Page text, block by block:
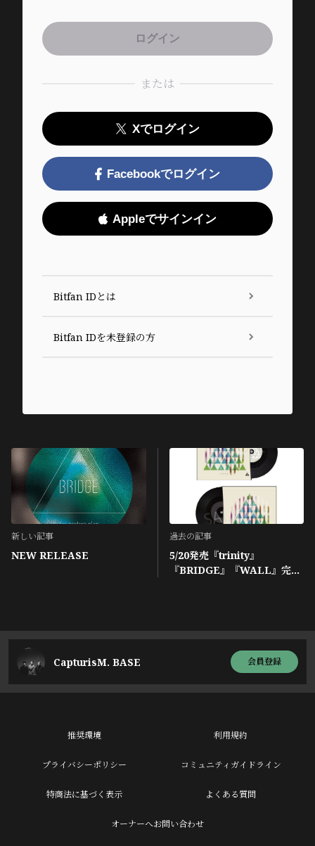
または
Xでログイン
Facebookでログイン
Appleでサインイン
Bitfan IDとは
Bitfan IDを未登録の方
新しい記事
NEW RELEASE
過去の記事
5/20発売『trinity』
『BRIDGE』『WALL』完全
CapturisM. BASE 会員登録
推奨環境 利用規約
プライバシーポリシー コミュニティガイドライン
特商法に基づく表示 よくある質問
オーナーへお問い合わせ